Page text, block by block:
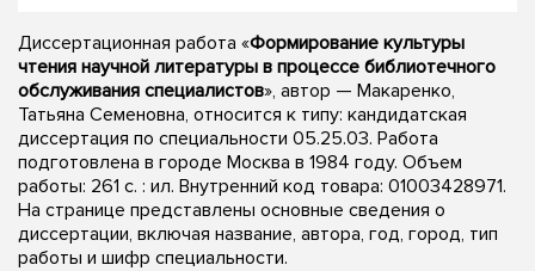
Диссертационная работа «Формирование культуры
чтения научной литературы в процессе библиотечного
обслуживания специалистов», автор — Макаренко,
Татьяна Семеновна, относится к типу: кандидатская
диссертация по специальности 05.25.03. Работа
подготовлена в городе Москва в 1984 году. Объем
работы: 261 c. : ил. Внутренний код товара: 01003428971.
На странице представлены основные сведения о
диссертации, включая название, автора, год, город, тип
работы и шифр специальности.